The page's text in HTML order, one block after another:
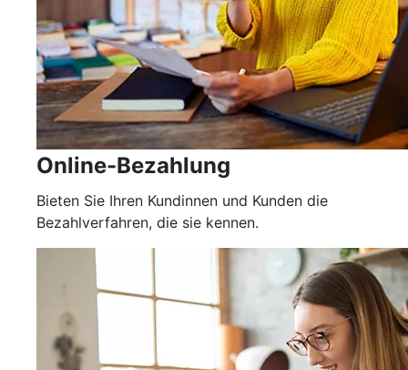
Online-Bezahlung
Bieten Sie Ihren Kundinnen und Kunden die
Bezahlverfahren, die sie kennen.